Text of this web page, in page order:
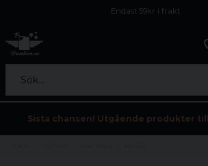
Endast 59kr i frakt
Sök...
Sista chansen! Utgående produkter